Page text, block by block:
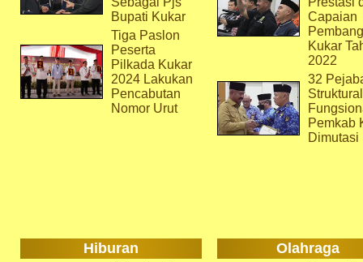
Bupati Kukar
Tiga Paslon
Peserta
Pilkada Kukar
2024 Lakukan
Pencabutan
Nomor Urut
Capaian
Kukar
2022
32
Pemkab
Dimutasi
Hiburan Olahraga